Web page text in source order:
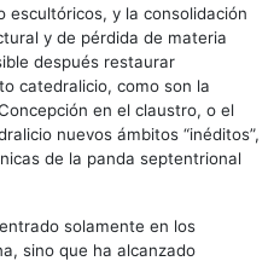
y la consolidación
y de pérdida de materia
después restaurar
catedralicio, como son la
en el claustro, o el
nuevos ámbitos “inéditos”,
de la panda septentrional
solamente en los
sino que ha alcanzado